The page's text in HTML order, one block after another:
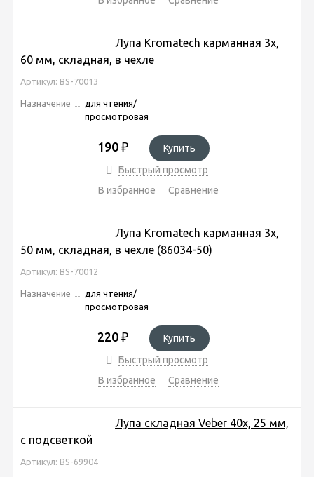
Лупа Kromatech карманная 3x,
60 мм, складная, в чехле
Артикул: BS-70013
Назначение
для чтения/
просмотровая
190 ₽
Купить
Быстрый просмотр
В избранное
Сравнение
Лупа Kromatech карманная 3x,
50 мм, складная, в чехле (86034-50)
Артикул: BS-70012
Назначение
для чтения/
просмотровая
220 ₽
Купить
Быстрый просмотр
В избранное
Сравнение
Лупа складная Veber 40x, 25 мм,
с подсветкой
Артикул: BS-69904